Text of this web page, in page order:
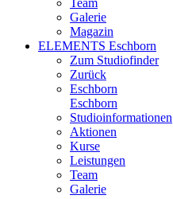
Team
Galerie
Magazin
ELEMENTS Eschborn
Zum Studiofinder
Zurück
Esch­born
Eschborn
Studioinformationen
Aktionen
Kurse
Leistungen
Team
Galerie